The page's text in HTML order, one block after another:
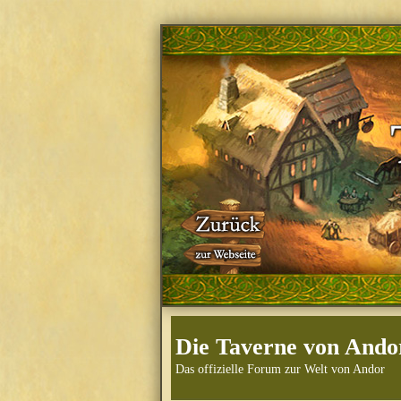
Die Taverne von
Das offizielle Forum zur Welt von Andor